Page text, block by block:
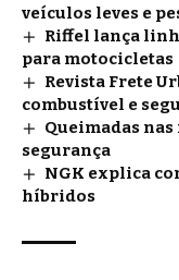
veículos leves e
Riffel lança
para motocicletas
Revista Frete
combustível e
Queimadas
segurança
NGK explica
híbridos